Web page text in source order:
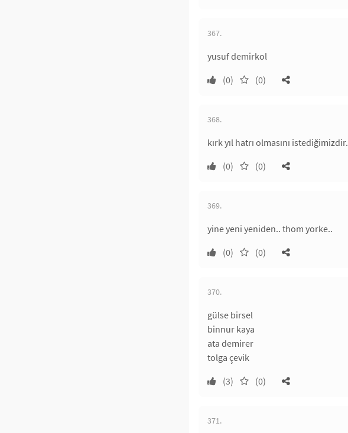
367.
yusuf demirkol
(0)
(0)
368.
kırk yıl hatrı olmasını istediğimizdir.
(0)
(0)
369.
yine yeni yeniden.. thom yorke..
(0)
(0)
370.
gülse birsel
binnur kaya
ata demirer
tolga çevik
(3)
(0)
371.